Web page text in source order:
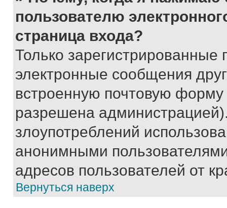
пользователю
страница входа?
Только зарегистрированные
электронные сообщения
встроенную почтовую
разрешена
злоупотреблений
анонимными
адресов пользователей от
Вернуться наверх